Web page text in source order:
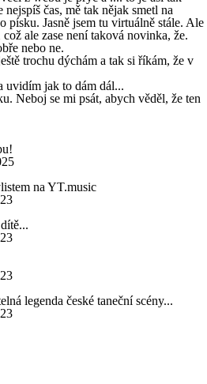
čas, mě tak nějak smetl na
písku. Jasně jsem tu virtuálně stále. Ale
ale zase není taková novinka, že.
nebo ne.
trochu dýchám a tak si říkám, že v
uvidím jak to dám dál...
Neboj se mi psát, abych věděl, že ten
na YT.music
legenda české taneční scény...